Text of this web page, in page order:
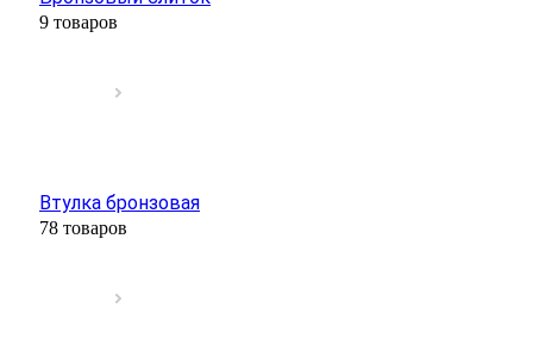
9 товаров
Втулка бронзовая
78 товаров